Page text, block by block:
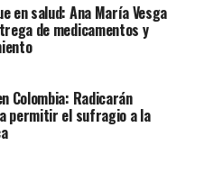
en salud: Ana María Vesga
de medicamentos y
Colombia: Radicarán
permitir el sufragio a la